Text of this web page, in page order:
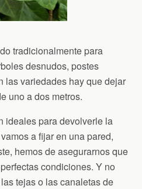
tradicionalmente para
desnudos, postes
las variedades hay que dejar
uno a dos metros.
ideales para devolverle la
a fijar en una pared,
hemos de asegurarnos que
condiciones. Y no
tejas o las canaletas de